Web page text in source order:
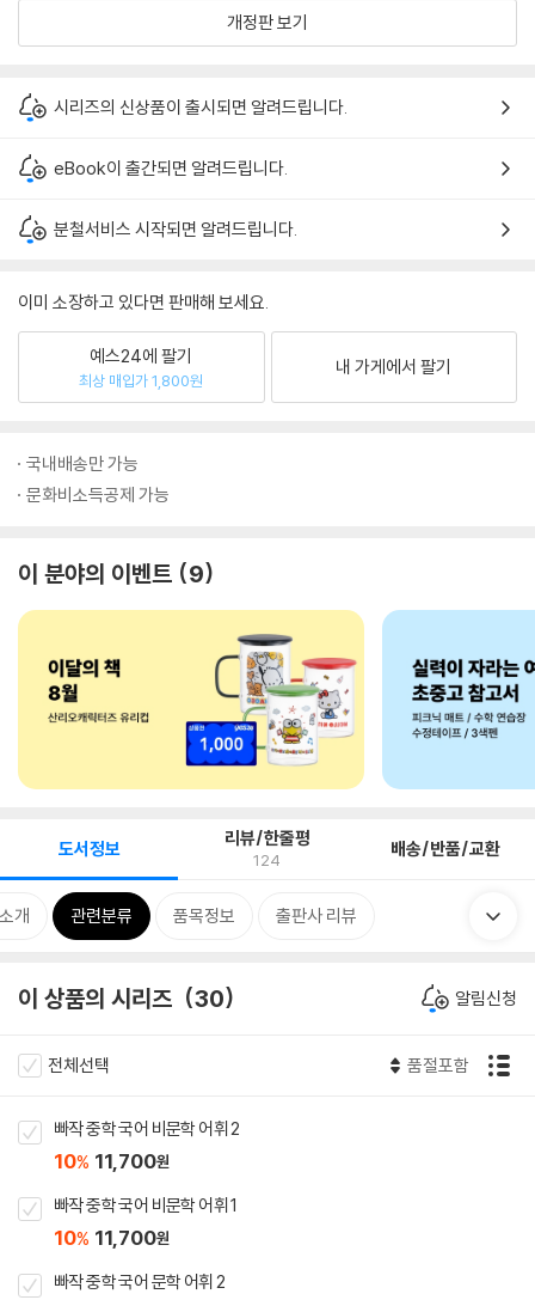
개정판 보기
시리즈의 신상품이 출시되면 알려드립니다.
eBook이 출간되면 알려드립니다.
분철서비스 시작되면 알려드립니다.
이미 소장하고 있다면 판매해 보세요.
예스24에 팔기
최상 매입가 1,800원
내 가게에서 팔기
국내배송만 가능
문화비소득공제 가능
이 분야의 이벤트 9
도서정보 리뷰/한줄평
124 배송/반품/교환
개 관련분류 품목정보 출판사 리뷰
이 상품의 시리즈 30 알림신청
전체선택 품절포함
빠작 중학 국어 비문학 어휘 2
10% 11,700원
빠작 중학 국어 비문학 어휘 1
10% 11,700원
빠작 중학 국어 문학 어휘 2